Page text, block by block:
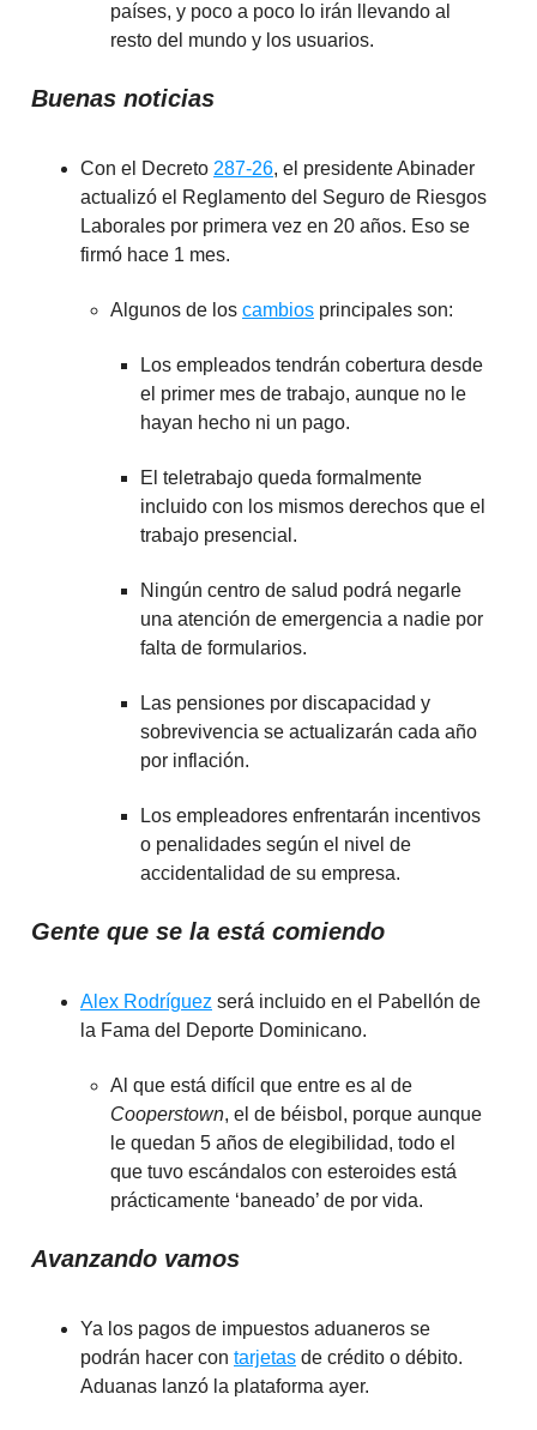
países, y poco a poco lo irán llevando al
resto del mundo y los usuarios.
Buenas noticias
Con el Decreto 287-26, el presidente Abinader
actualizó el Reglamento del Seguro de Riesgos
Laborales por primera vez en 20 años. Eso se
firmó hace 1 mes.
Algunos de los cambios principales son:
Los empleados tendrán cobertura desde
el primer mes de trabajo, aunque no le
hayan hecho ni un pago.
El teletrabajo queda formalmente
incluido con los mismos derechos que el
trabajo presencial.
Ningún centro de salud podrá negarle
una atención de emergencia a nadie por
falta de formularios.
Las pensiones por discapacidad y
sobrevivencia se actualizarán cada año
por inflación.
Los empleadores enfrentarán incentivos
o penalidades según el nivel de
accidentalidad de su empresa.
Gente que se la está comiendo
Alex Rodríguez será incluido en el Pabellón de
la Fama del Deporte Dominicano.
Al que está difícil que entre es al de
Cooperstown, el de béisbol, porque aunque
le quedan 5 años de elegibilidad, todo el
que tuvo escándalos con esteroides está
prácticamente ‘baneado’ de por vida.
Avanzando vamos
Ya los pagos de impuestos aduaneros se
podrán hacer con tarjetas de crédito o débito.
Aduanas lanzó la plataforma ayer.